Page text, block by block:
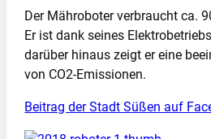
Der Mähroboter verbraucht ca.
Er ist dank seines
darüber hinaus zeigt er eine
von CO2-Emissionen.
Beitrag der Stadt Süßen auf